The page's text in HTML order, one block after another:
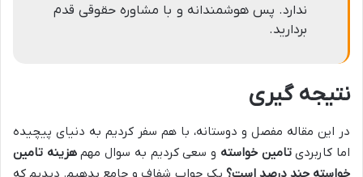
ندارد. پس هوشمندانه و با مشاوره حقوقی قدم
بردارید.
نتیجه گیری
در این مقاله مفصل و دوستانه، با هم سفر کردیم به دنیای پیچیده
اما کاربردیتامین خواسته و سعی کردیم به سوال مهمهزینه تامین
خواسته چند درصد است؟ یک جواب شفاف و جامع بدهیم. دیدیم که